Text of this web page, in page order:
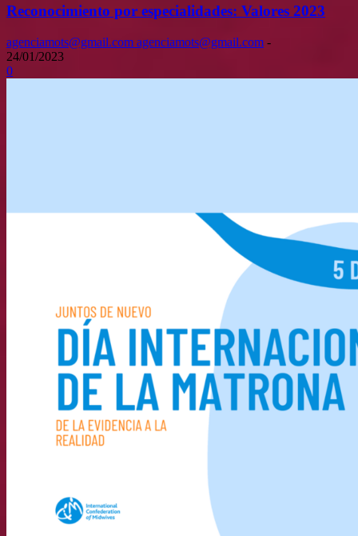
Reconocimiento por especialidades: Valores 2023
agenciamots@gmail.com agenciamots@gmail.com -
24/01/2023
0